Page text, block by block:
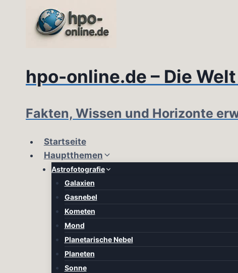
hpo-online.de – Die
Fakten, Wissen und Horizonte
Startseite
Hauptthemen
Astrofotografie
Galaxien
Gasnebel
Kometen
Mond
Planetarische Nebel
Planeten
Sonne